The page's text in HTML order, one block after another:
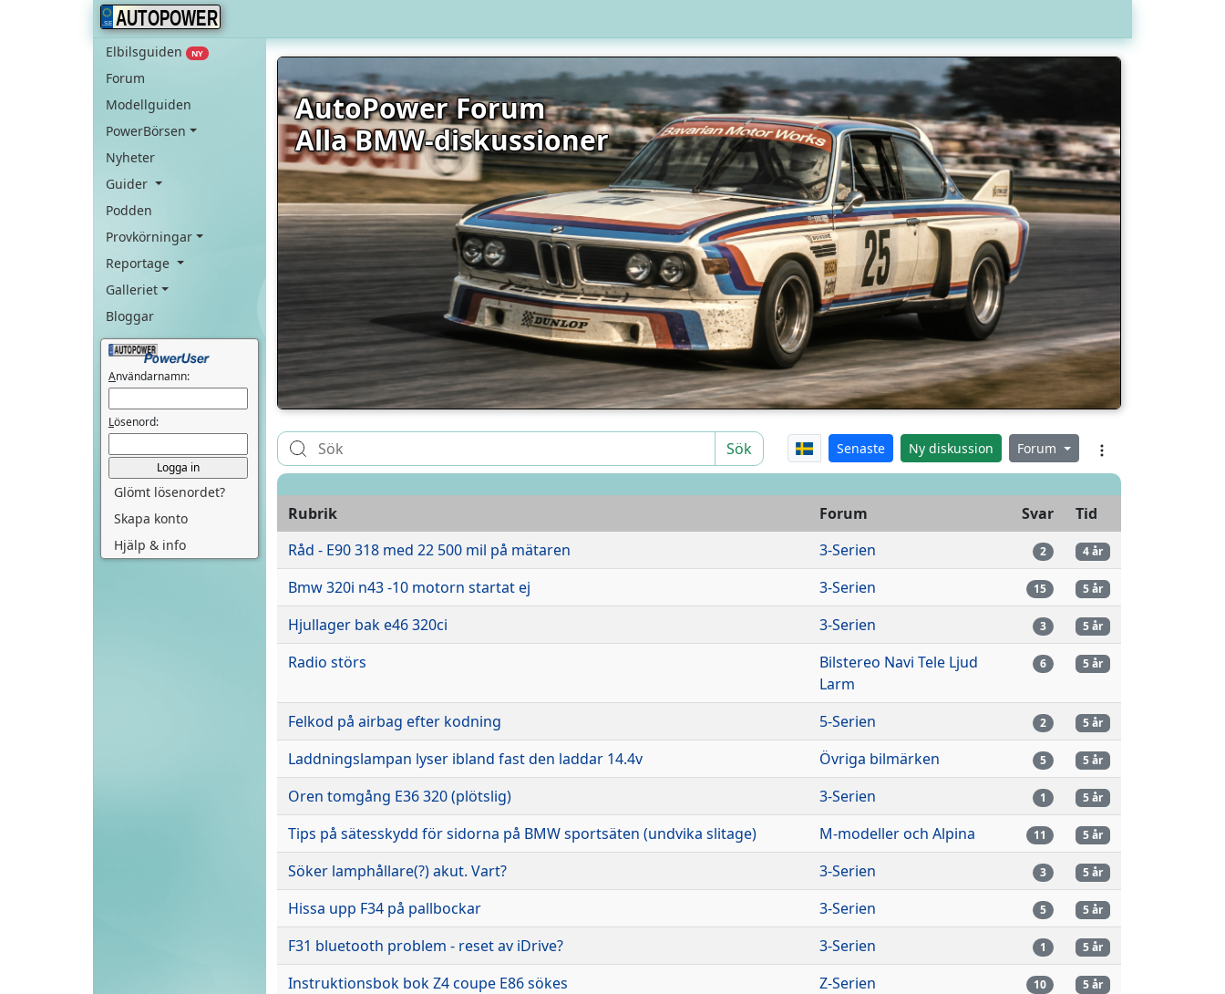
AUTOPOWER
Elbilsguiden NY
Forum
Modellguiden
PowerBörsen
Nyheter
Guider
Podden
Provkörningar
Reportage
Galleriet
Bloggar
Användarnamn:
Lösenord:
Glömt lösenordet?
Skapa konto
Hjälp & info
AutoPower Forum
Alla BMW-diskussioner
Sök Senaste Ny diskussion Forum
Rubrik Forum Svar
Tid
Råd - E90 318 med 22 500 mil på mätaren
3-Serien 2 4 år
Bmw 320i n43 -10 motorn startat ej 3-Serien 15 5 år
Hjullager bak e46 320ci 3-Serien 3 5 år
Radio störs
Bilstereo Navi Tele Ljud
Larm
6 5 år
Felkod på airbag efter kodning 5-Serien 2 5 år
Laddningslampan lyser ibland fast den laddar 14.4v Övriga bilmärken 5 5 år
Oren tomgång E36 320 (plötslig) 3-Serien 1 5 år
Tips på sätesskydd för sidorna på BMW sportsäten (undvika slitage) M-modeller och Alpina 11 5 år
Söker lamphållare(?) akut. Vart? 3-Serien 3 5 år
Hissa upp F34 på pallbockar 3-Serien 5 5 år
F31 bluetooth problem - reset av iDrive? 3-Serien 1 5 år
Instruktionsbok bok Z4 coupe E86 sökes Z-Serien 10 5 år